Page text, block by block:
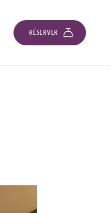
RÉSERVER